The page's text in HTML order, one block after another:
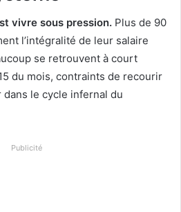
vivre sous pression. Plus de 90
l’intégralité de leur salaire
se retrouvent à court
du mois, contraints de recourir
dans le cycle infernal du
Publicité